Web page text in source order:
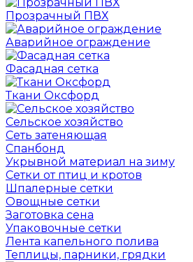
Прозрачный ПВХ
Аварийное ограждение
Фасадная сетка
Ткани Оксфорд
Сельское хозяйство
Сеть затеняющая
Спанбонд
Укрывной материал на зиму
Сетки от птиц и кротов
Шпалерные сетки
Овощные сетки
Заготовка сена
Упаковочные сетки
Лента капельного полива
Теплицы, парники, грядки